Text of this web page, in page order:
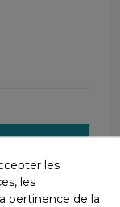
les
les
pertinence de la